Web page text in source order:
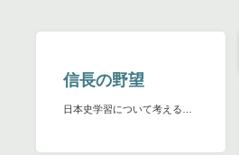
信長の野望
日本史学習について考える…